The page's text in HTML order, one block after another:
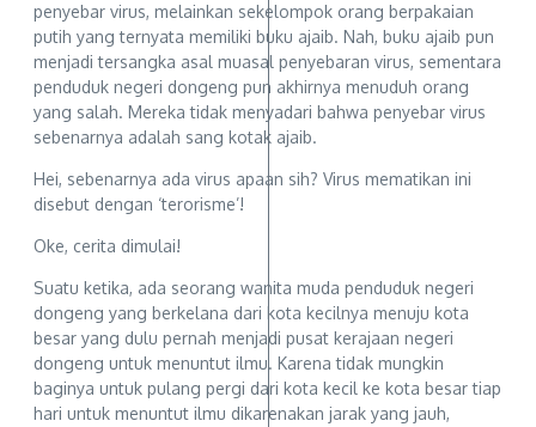
penyebar virus, melainkan sekelompok orang berpakaian
putih yang ternyata memiliki buku ajaib. Nah, buku ajaib pun
menjadi tersangka asal muasal penyebaran virus, sementara
penduduk negeri dongeng pun akhirnya menuduh orang
yang salah. Mereka tidak menyadari bahwa penyebar virus
sebenarnya adalah sang kotak ajaib.
Hei, sebenarnya ada virus apaan sih? Virus mematikan ini
disebut dengan ‘terorisme’!
Oke, cerita dimulai!
Suatu ketika, ada seorang wanita muda penduduk negeri
dongeng yang berkelana dari kota kecilnya menuju kota
besar yang dulu pernah menjadi pusat kerajaan negeri
dongeng untuk menuntut ilmu. Karena tidak mungkin
baginya untuk pulang pergi dari kota kecil ke kota besar tiap
hari untuk menuntut ilmu dikarenakan jarak yang jauh,